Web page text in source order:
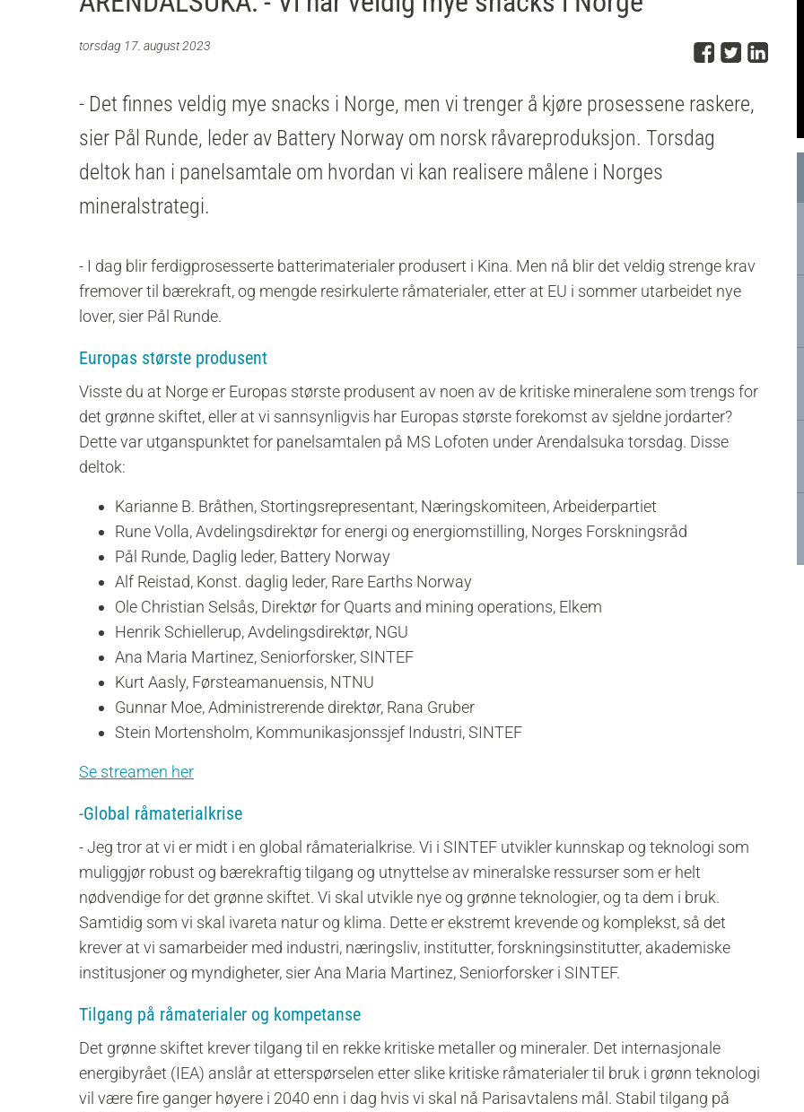
torsdag 17. august 2023 Del på
Del
- Det finnes veldig mye snacks i Norge, men vi trenger å kjøre prosessene raskere,
sier Pål Runde, leder av Battery Norway om norsk råvareproduksjon. Torsdag
deltok han i panelsamtale om hvordan vi kan realisere målene i Norges
mineralstrategi.
- I dag blir ferdigprosesserte batterimaterialer produsert i Kina. Men nå blir det veldig strenge krav
fremover til bærekraft, og mengde resirkulerte råmaterialer, etter at EU i sommer utarbeidet nye
lover, sier Pål Runde.
Europas største produsent
Visste du at Norge er Europas største produsent av noen av de kritiske mineralene som trengs for
det grønne skiftet, eller at vi sannsynligvis har Europas største forekomst av sjeldne jordarter?
Dette var utganspunktet for panelsamtalen på MS Lofoten under Arendalsuka torsdag. Disse
deltok:
Karianne B. Bråthen, Stortingsrepresentant, Næringskomiteen, Arbeiderpartiet
Rune Volla, Avdelingsdirektør for energi og energiomstilling, Norges Forskningsråd
Pål Runde, Daglig leder, Battery Norway
Alf Reistad, Konst. daglig leder, Rare Earths Norway
Ole Christian Selsås, Direktør for Quarts and mining operations, Elkem
Henrik Schiellerup, Avdelingsdirektør, NGU
Ana Maria Martinez, Seniorforsker, SINTEF
Kurt Aasly, Førsteamanuensis, NTNU
Gunnar Moe, Administrerende direktør, Rana Gruber
Stein Mortensholm, Kommunikasjonssjef Industri, SINTEF
Se streamen her
-Global råmaterialkrise
- Jeg tror at vi er midt i en global råmaterialkrise. Vi i SINTEF utvikler kunnskap og teknologi som
muliggjør robust og bærekraftig tilgang og utnyttelse av mineralske ressurser som er helt
nødvendige for det grønne skiftet. Vi skal utvikle nye og grønne teknologier, og ta dem i bruk.
Samtidig som vi skal ivareta natur og klima. Dette er ekstremt krevende og komplekst, så det
krever at vi samarbeider med industri, næringsliv, institutter, forskningsinstitutter, akademiske
institusjoner og myndigheter, sier Ana Maria Martinez, Seniorforsker i SINTEF.
Tilgang på råmaterialer og kompetanse
Det grønne skiftet krever tilgang til en rekke kritiske metaller og mineraler. Det internasjonale
energibyrået (IEA) anslår at etterspørselen etter slike kritiske råmaterialer til bruk i grønn teknologi
vil være fire ganger høyere i 2040 enn i dag hvis vi skal nå Parisavtalens mål. Stabil tilgang på